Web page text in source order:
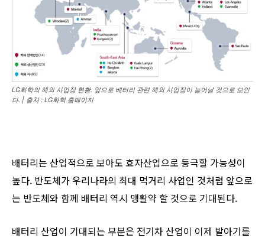
LG화학의 해외 사업장 현황. 앞으로 배터리 관련 해외 사업장이 늘어날 것으로 보인
다. | 출처 : LG화학 홈페이지
배터리는 산업적으로 보아도 효자산업으로 등극할 가능성이
높다. 반도체가 우리나라의 최대 먹거리 사업인 것처럼 앞으로
는 반도체와 함께 배터리 역시 맹활약 할 것으로 기대된다.
배터리 산업이 기대되는 부분은 전기차 산업이 이제 발아기를